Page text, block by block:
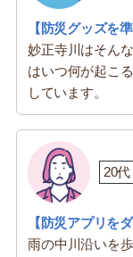
【防災グッズを
妙正寺川はそん
はいつ何が起こ
しています。
20代
【防災アプリを
雨の中川沿いを